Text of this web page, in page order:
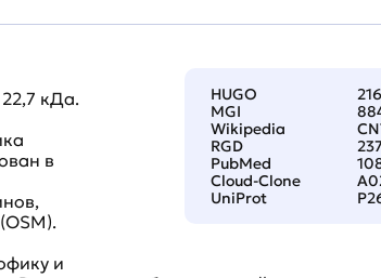
HUGO
MGI
Wikipedia
RGD
PubMed
Cloud-Clone
UniProt
кДа.
в
и